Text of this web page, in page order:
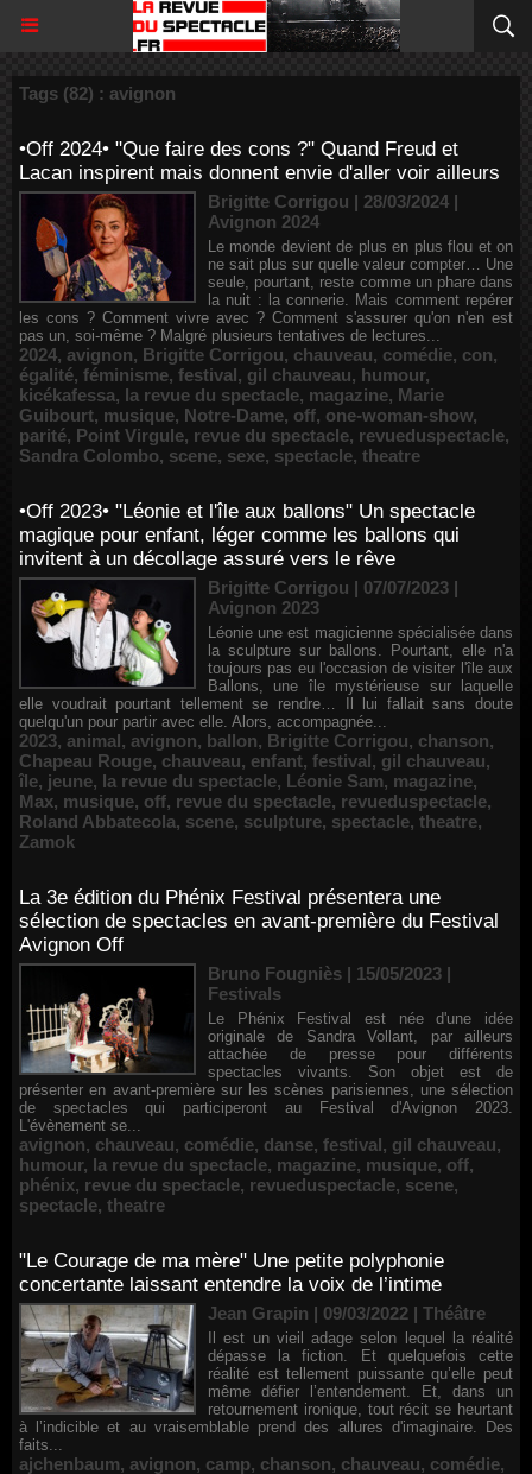
Tags (82) : avignon
•Off 2024• "Que faire des cons ?" Quand Freud et
Lacan inspirent mais donnent envie d'aller voir ailleurs
Brigitte Corrigou | 28/03/2024 |
Avignon 2024
Le monde devient de plus en plus flou et on
ne sait plus sur quelle valeur compter… Une
seule, pourtant, reste comme un phare dans
la nuit : la connerie. Mais comment repérer
les cons ? Comment vivre avec ? Comment s'assurer qu'on n'en est
pas un, soi-même ? Malgré plusieurs tentatives de lectures...
2024, avignon, Brigitte Corrigou, chauveau, comédie, con,
égalité, féminisme, festival, gil chauveau, humour,
kicékafessa, la revue du spectacle, magazine, Marie
Guibourt, musique, Notre-Dame, off, one-woman-show,
parité, Point Virgule, revue du spectacle, revueduspectacle,
Sandra Colombo, scene, sexe, spectacle, theatre
•Off 2023• "Léonie et l'île aux ballons" Un spectacle
magique pour enfant, léger comme les ballons qui
invitent à un décollage assuré vers le rêve
Brigitte Corrigou | 07/07/2023 |
Avignon 2023
Léonie une est magicienne spécialisée dans
la sculpture sur ballons. Pourtant, elle n'a
toujours pas eu l'occasion de visiter l'île aux
Ballons, une île mystérieuse sur laquelle
elle voudrait pourtant tellement se rendre… Il lui fallait sans doute
quelqu'un pour partir avec elle. Alors, accompagnée...
2023, animal, avignon, ballon, Brigitte Corrigou, chanson,
Chapeau Rouge, chauveau, enfant, festival, gil chauveau,
île, jeune, la revue du spectacle, Léonie Sam, magazine,
Max, musique, off, revue du spectacle, revueduspectacle,
Roland Abbatecola, scene, sculpture, spectacle, theatre,
Zamok
La 3e édition du Phénix Festival présentera une
sélection de spectacles en avant-première du Festival
Avignon Off
Bruno Fougniès | 15/05/2023 |
Festivals
Le Phénix Festival est née d'une idée
originale de Sandra Vollant, par ailleurs
attachée de presse pour différents
spectacles vivants. Son objet est de
présenter en avant-première sur les scènes parisiennes, une sélection
de spectacles qui participeront au Festival d'Avignon 2023.
L'évènement se...
avignon, chauveau, comédie, danse, festival, gil chauveau,
humour, la revue du spectacle, magazine, musique, off,
phénix, revue du spectacle, revueduspectacle, scene,
spectacle, theatre
"Le Courage de ma mère" Une petite polyphonie
concertante laissant entendre la voix de l’intime
Jean Grapin | 09/03/2022 | Théâtre
Il est un vieil adage selon lequel la réalité
dépasse la fiction. Et quelquefois cette
réalité est tellement puissante qu’elle peut
même défier l’entendement. Et, dans un
retournement ironique, tout récit se heurtant
à l’indicible et au vraisemblable prend des allures d'imaginaire. Des
faits...
ajchenbaum, avignon, camp, chanson, chauveau, comédie,